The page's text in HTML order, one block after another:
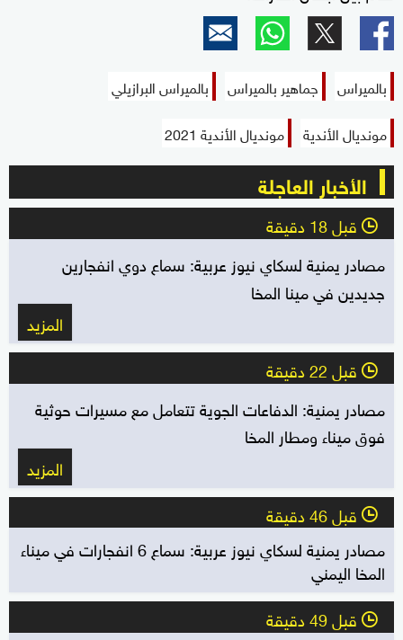
بالميراس جماهير بالميراس
بالميراس البرازيلي
مونديال الأندية
مونديال الأندية 2021
الأخبار العاجلة
l قبل 18 دقيقة
مصادر يمنية لسكاي نيوز عربية: سماع دوي انفجارين
جديدين في مينا المخا
المزيد
l قبل 22 دقيقة
مصادر يمنية: الدفاعات الجوية تتعامل مع مسيرات حوثية
فوق ميناء ومطار المخا
المزيد
l قبل 46 دقيقة
مصادر يمنية لسكاي نيوز عربية: سماع 6 انفجارات في ميناء
المخا اليمني
l قبل 49 دقيقة